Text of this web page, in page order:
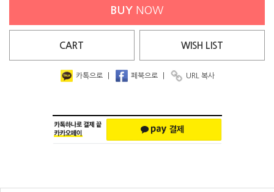
BUY NOW
CART WISH LIST
카톡으로 페북으로 URL 복사